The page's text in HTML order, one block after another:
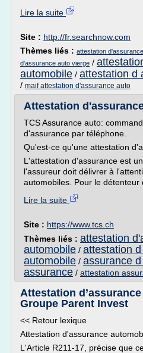
Lire la suite
Site : http://fr.searchnow.com
Thèmes liés : attestation
d'assurance auto vierge /
automobile / attestation d
/ maif attestation d'assurance auto
Attestation
TCS Assurance auto:
d'assurance par téléphone.
Qu'est-ce qu'une attestation
L'attestation d'assurance est
l'assureur doit délivrer à
automobiles. Pour le détenteur
Lire la suite
Site : https://www.tcs.ch
Thèmes liés : attestation
automobile / attestation
automobile / assurance
assurance / attestation
Attestation d’assurance
Groupe Parent Invest
<< Retour lexique
Attestation d'assurance
L'Article R211-17, précise que